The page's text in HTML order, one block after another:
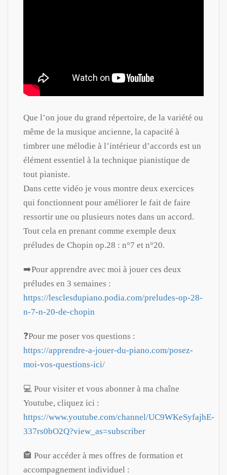
Que l’on joue du grand répertoire, de la variété ou
même de la musique ancienne, la capacité à
timbrer une mélodie à l’intérieur d’accords est un
élément essentiel à la technique pianistique de
tout pianiste.
Dans cette vidéo je vous montre deux exercices
qui fonctionnent pour améliorer le fait de faire
ressortir une ou plusieurs notes dans un accord.
Tout cela en prenant comme exemple deux
préludes de Chopin op.28 : n°7 et n°20.
➡️Pour apprendre avec moi à jouer ces deux
préludes en 3 semaines :
https://lesclesdupiano.podia.com/preludes-op-28-
n-7-n-20-de-chopin
❓Pour me poser vos questions :
https://apprendre-a-jouer-du-piano.com/posez-
moi-vos-questions-ici/
💻 Pour visiter et vous abonner à ma chaîne
Youtube, cliquez ici :
https://www.youtube.com/channel/UC9WKeSyfajhE-
337rs0bO2Q?view_as=subscriber
🏤 Pour accéder à mes offres de formation et
accompagnement individuel :